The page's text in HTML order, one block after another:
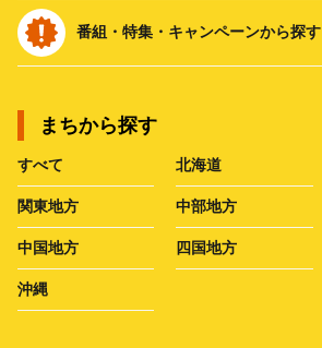
番組・特集・キャンペーンから探す
まちから探す
すべて 北海道
関東地方 中部地方
中国地方 四国地方
沖縄